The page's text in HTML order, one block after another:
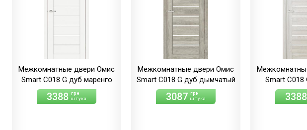
Межкомнатные двери Омис
Smart С018 G дуб маренго
3388 грн
штука
Межкомнатные двери Омис
Smart С018 G дуб дымчатый
3087 грн
штука
Smart С018
3388